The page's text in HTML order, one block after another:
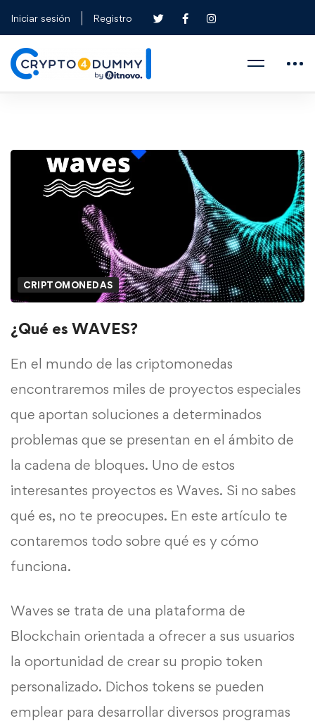
Iniciar sesión Registro
CRIPTOMONEDAS
¿Qué es WAVES?
En el mundo de las criptomonedas
encontraremos miles de proyectos especiales
que aportan soluciones a determinados
problemas que se presentan en el ámbito de
la cadena de bloques. Uno de estos
interesantes proyectos es Waves. Si no sabes
qué es, no te preocupes. En este artículo te
contaremos todo sobre qué es y cómo
funciona.
Waves se trata de una plataforma de
Blockchain orientada a ofrecer a sus usuarios
la oportunidad de crear su propio token
personalizado. Dichos tokens se pueden
emplear para desarrollar diversos programas